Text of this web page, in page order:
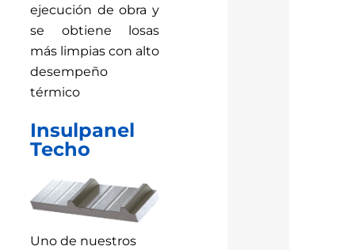
ejecución de obra y
se obtiene losas
más limpias con alto
desempeño
térmico
Insulpanel
Techo
Uno de nuestros